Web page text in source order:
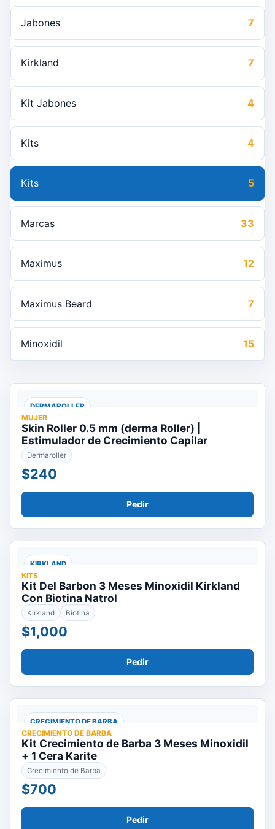
Jabones 7
Kirkland 7
Kit Jabones 4
Kits 4
Kits 5
Marcas 33
Maximus 12
Maximus Beard 7
Minoxidil 15
DERMAROLLER
MUJER
Skin Roller 0.5 mm (derma Roller) |
Estimulador de Crecimiento Capilar
Dermaroller
$240
Pedir
KIRKLAND
KITS
Kit Del Barbon 3 Meses Minoxidil Kirkland
Con Biotina Natrol
Kirkland Biotina
$1,000
Pedir
CRECIMIENTO DE BARBA
CRECIMIENTO DE BARBA
Kit Crecimiento de Barba 3 Meses Minoxidil
+ 1 Cera Karite
Crecimiento de Barba
$700
Pedir